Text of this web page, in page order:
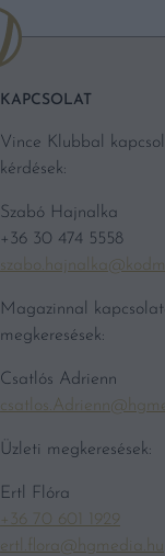
KAPCSOLAT
Vince Klubbal
kérdések:
Szabó Hajnalka
+36 30 474 5558
Magazinnal
megkeresések:
Csatlós Adrienn
Üzleti megkeresések:
Ertl Flóra
+36 70 601 1929
ertl.flora@hgmedia.hu